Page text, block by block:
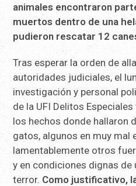
animales encontraron
muertos dentro de una
pudieron rescatar 12
Tras esperar la orden de
autoridades judiciales, el
investigación y personal
de la UFI Delitos
los hechos donde hallaron
gatos, algunos en muy mal
lamentablemente otros
y en condiciones dignas de
terror. Como justificativo,